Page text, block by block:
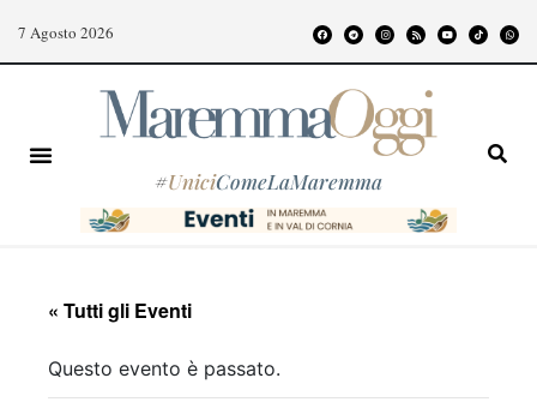
7 Agosto 2026
#UniciComeLaMaremma
« Tutti gli Eventi
Questo evento è passato.